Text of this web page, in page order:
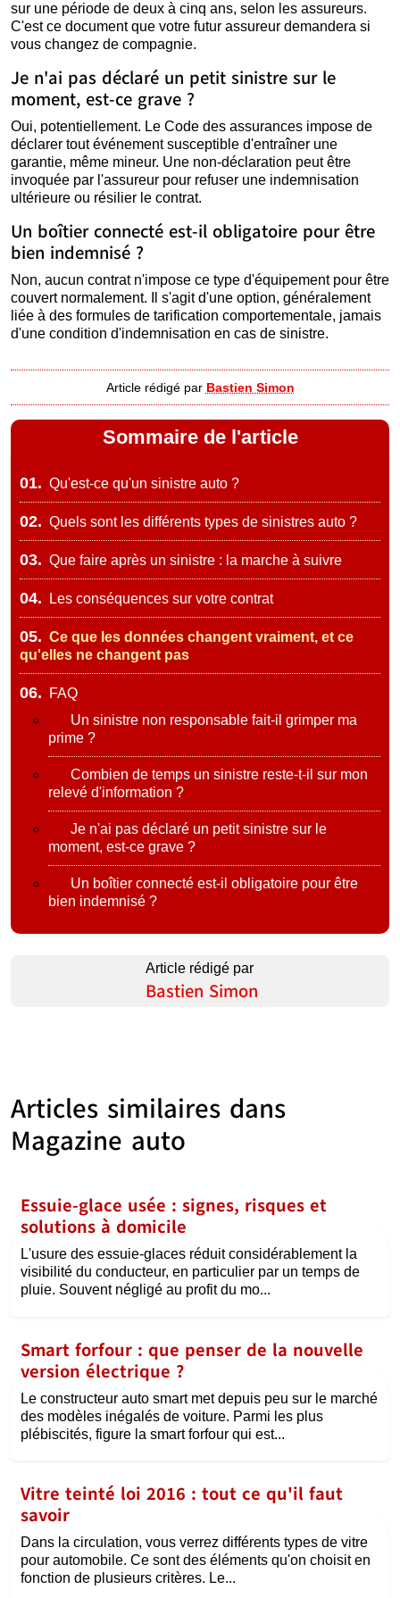
sur une période de deux à cinq ans, selon les assureurs.
C'est ce document que votre futur assureur demandera si
vous changez de compagnie.
Je n'ai pas déclaré un petit sinistre sur le
moment, est-ce grave ?
Oui, potentiellement. Le Code des assurances impose de
déclarer tout événement susceptible d'entraîner une
garantie, même mineur. Une non-déclaration peut être
invoquée par l'assureur pour refuser une indemnisation
ultérieure ou résilier le contrat.
Un boîtier connecté est-il obligatoire pour être
bien indemnisé ?
Non, aucun contrat n'impose ce type d'équipement pour être
couvert normalement. Il s'agit d'une option, généralement
liée à des formules de tarification comportementale, jamais
d'une condition d'indemnisation en cas de sinistre.
Article rédigé par Bastien Simon
Sommaire de l'article
01. Qu'est-ce qu'un sinistre auto ?
02. Quels sont les différents types de sinistres auto ?
03. Que faire après un sinistre : la marche à suivre
04. Les conséquences sur votre contrat
05. Ce que les données changent vraiment, et ce
qu'elles ne changent pas
06.
FAQ
Un sinistre non responsable fait-il grimper ma
prime ?
Combien de temps un sinistre reste-t-il sur mon
relevé d'information ?
Je n'ai pas déclaré un petit sinistre sur le
moment, est-ce grave ?
Un boîtier connecté est-il obligatoire pour être
bien indemnisé ?
Article rédigé par
Bastien Simon
Articles similaires dans
Magazine auto
Essuie-glace usée : signes, risques et
solutions à domicile
L'usure des essuie-glaces réduit considérablement la
visibilité du conducteur, en particulier par un temps de
pluie. Souvent négligé au profit du mo...
Smart forfour : que penser de la nouvelle
version électrique ?
Le constructeur auto smart met depuis peu sur le marché
des modèles inégalés de voiture. Parmi les plus
plébiscités, figure la smart forfour qui est...
Vitre teinté loi 2016 : tout ce qu'il faut
savoir
Dans la circulation, vous verrez différents types de vitre
pour automobile. Ce sont des éléments qu'on choisit en
fonction de plusieurs critères. Le...